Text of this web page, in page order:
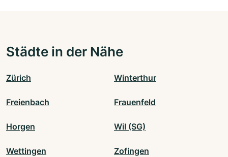
Städte in der Nähe
Zürich Winterthur
Freienbach Frauenfeld
Horgen Wil (SG)
Wettingen Zofingen